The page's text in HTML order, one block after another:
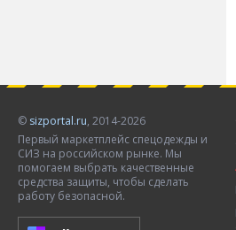
© sizportal.ru, 2014-2026
Первый маркетплейс спецодежды и
СИЗ на российском рынке. Мы
помогаем выбрать качественные
средства защиты, чтобы сделать
работу безопасной.